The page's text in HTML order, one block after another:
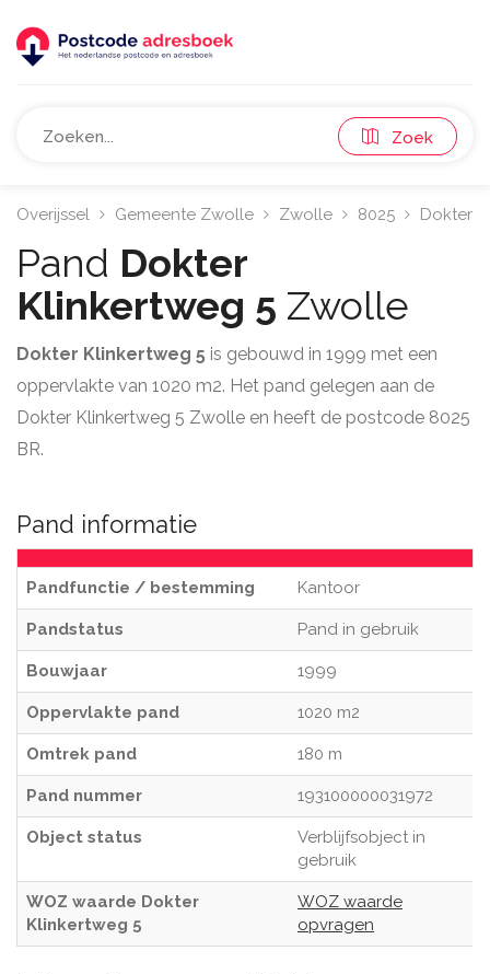
Zoek
Overijssel Gemeente Zwolle Zwolle 8025 Dokter
Pand Dokter
Klinkertweg 5 Zwolle
Dokter Klinkertweg 5 is gebouwd in 1999 met een
oppervlakte van 1020 m2. Het pand gelegen aan de
Dokter Klinkertweg 5 Zwolle en heeft de postcode 8025
BR.
Pand informatie
Pandfunctie / bestemming Kantoor
Pandstatus Pand in gebruik
Bouwjaar 1999
Oppervlakte pand 1020 m2
Omtrek pand 180 m
Pand nummer 193100000031972
Object status
Verblijfsobject in
gebruik
WOZ waarde Dokter
Klinkertweg 5
WOZ waarde
opvragen